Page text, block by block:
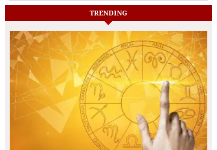
TRENDING